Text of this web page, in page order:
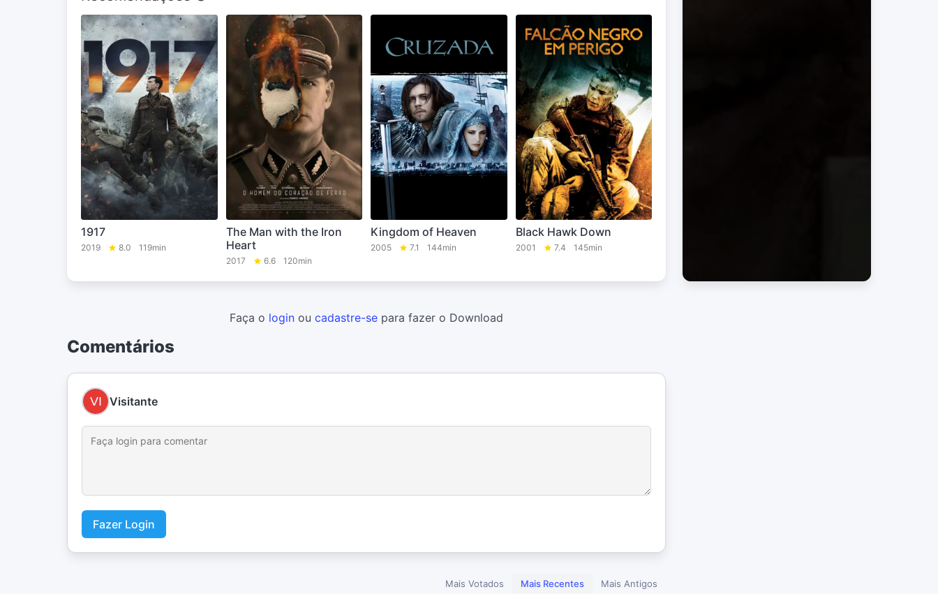
1917
2019 8.0 119min
The Man with the Iron
Heart
2017 6.6 120min
Kingdom of Heaven
2005 7.1 144min
Black Hawk Down
2001 7.4 145min
Faça o login ou cadastre-se para fazer o Download
Comentários
Visitante
Fazer Login
Mais Votados Mais Recentes Mais Antigos